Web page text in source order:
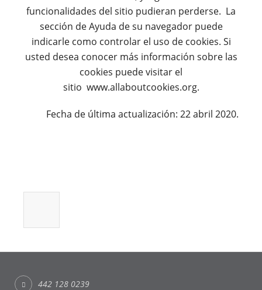
funcionalidades del sitio pudieran perderse. La
sección de Ayuda de su navegador puede
indicarle como controlar el uso de cookies. Si
usted desea conocer más información sobre las
cookies puede visitar el
sitio www.allaboutcookies.org.
Fecha de última actualización: 22 abril 2020.
442 128 0239